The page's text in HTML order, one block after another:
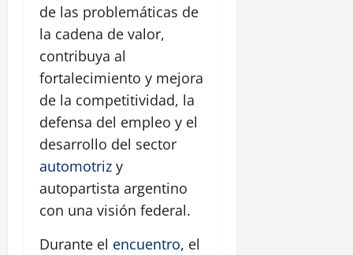
de las problemáticas de
la cadena de valor,
contribuya al
fortalecimiento y mejora
de la competitividad, la
defensa del empleo y el
desarrollo del sector
automotriz y
autopartista argentino
con una visión federal.
Durante el encuentro, el